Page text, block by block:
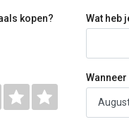
kopen? Wat heb